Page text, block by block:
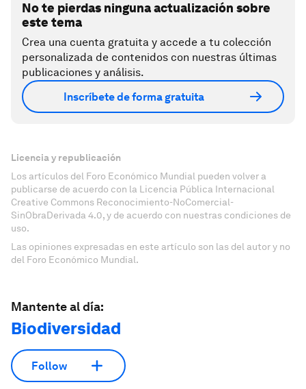
No te pierdas ninguna actualización sobre
este tema
Crea una cuenta gratuita y accede a tu colección
personalizada de contenidos con nuestras últimas
publicaciones y análisis.
Inscríbete de forma gratuita
Licencia y republicación
Los artículos del Foro Económico Mundial pueden volver a
publicarse de acuerdo con la Licencia Pública Internacional
Creative Commons Reconocimiento-NoComercial-
SinObraDerivada 4.0, y de acuerdo con nuestras condiciones de
uso.
Las opiniones expresadas en este artículo son las del autor y no
del Foro Económico Mundial.
Mantente al día:
Biodiversidad
Follow